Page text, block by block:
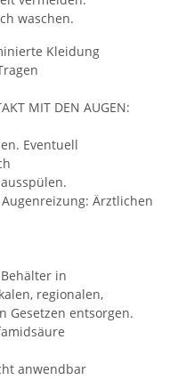
waschen.
Kleidung
MIT DEN AUGEN:
Eventuell
Ärztlichen
in
regionalen,
Gesetzen entsorgen.
anwendbar